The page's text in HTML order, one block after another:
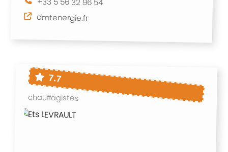
dmtenergie.fr
7.7
chauffagistes